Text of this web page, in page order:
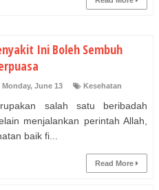
Ini Boleh Sembuh
Monday, June 13 Kesehatan
salah satu beribadah
menjalankan perintah Allah,
baik fi...
Read More